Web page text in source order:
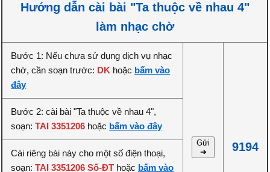
Hướng dẫn cài bài "Ta thuộc về nhau 4"
làm nhạc chờ
Bước 1: Nếu chưa sử dụng dịch vụ nhạc
chờ, cần soạn trước: DK hoặc bấm vào
đây
Gửi
➔
9194
Bước 2: cài bài "Ta thuộc về nhau 4",
soạn:TAI 3351206 hoặc bấm vào đây
Cài riêng bài này cho một số điện thoại,
soạn:TAI 3351206 Số-ĐT hoặc bấm vào